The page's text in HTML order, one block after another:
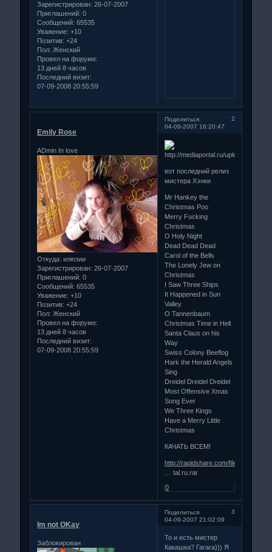
Зарегистрирован: 26-07-2007
Приглашений: 0
Сообщений: 65535
Уважение: +10
Позитив: +24
Пол: Женский
Провел на форуме:
13 дней 8 часов
Последний визит:
07-09-2008 20:55:59
Поделиться
2
04-09-2007 16:20:47
Emily Rose
ADmin In love
Откуда: илюзии
Зарегистрирован: 26-07-2007
Приглашений: 0
Сообщений: 65535
Уважение: +10
Позитив: +24
Пол: Женский
Провел на форуме:
13 дней 8 часов
Последний визит:
07-09-2008 20:55:59
вот последний релиз
мистера Хэнки
Mr Hankey the
Christmas Poo
Merry Fucking
Christmas
O Holy Night
Dead Dead Dead
Carol of the Bells
The Lonely Jew on
Christmas
I Saw Three Ships
It Happened in Sun
Valley
O Tannenbaum
Christmas Time in Hell
Santa Claus on his
Way
Swiss Colony Beeflog
Hark the Herald Angels
Sing
Dreidel Dreidel Dreidel
Most Offensive Xmas
Song Ever
We Three Kings
Have a Merry Little
Christmas
КАЧАТЬ ВСЕМ!
http://rapidshare.com/files/
… tal.ru.rar
0
Поделиться
3
04-09-2007 21:02:09
Im not OKay
Заблокирован
То и есть мистер
Какашка? Гагага))) Я